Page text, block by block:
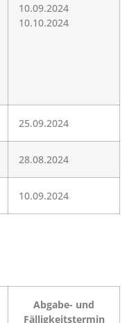
10.09.2024
10.10.2024
25.09.2024
28.08.2024
10.09.2024
Abgabe- und
Fälligkeitstermin